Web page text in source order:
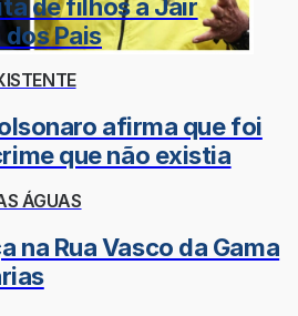
de filhos a Jair
dos Pais
afirma que foi
que não existia
ÁGUAS
na Rua Vasco da Gama